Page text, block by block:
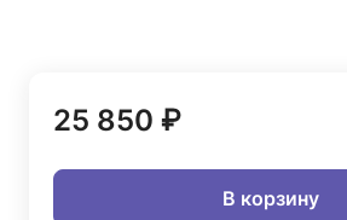
25 850 ₽
В корзину